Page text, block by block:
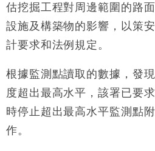
估挖掘工程對周邊範圍的路
設施及構築物的影響，以策
計要求和法例規定。
根據監測點讀取的數據，發
度超出最高水平，該署已要
時停止超出最高水平監測點
作。